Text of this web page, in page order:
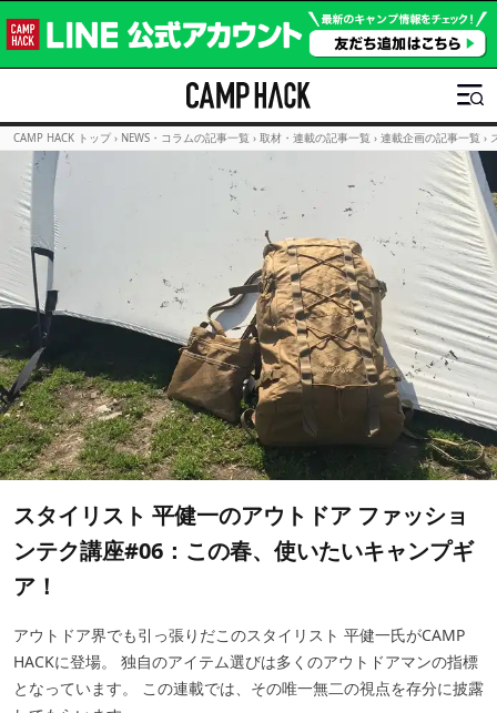
CAMP HACK トップ › NEWS・コラムの記事一覧 › 取材・連載の記事一覧 › 連載企画の記事一覧 ›
スタイリスト 平健一のアウトドア ファッショ
ンテク講座#06：この春、使いたいキャンプギ
ア！
アウトドア界でも引っ張りだこのスタイリスト 平健一氏がCAMP
HACKに登場。 独自のアイテム選びは多くのアウトドアマンの指標
となっています。 この連載では、その唯一無二の視点を存分に披露